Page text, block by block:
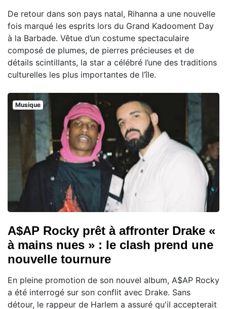
De retour dans son pays natal, Rihanna a une nouvelle
fois marqué les esprits lors du Grand Kadooment Day
à la Barbade. Vêtue d’un costume spectaculaire
composé de plumes, de pierres précieuses et de
détails scintillants, la star a célébré l’une des traditions
culturelles les plus importantes de l’île.
Musique
A$AP Rocky prêt à affronter Drake «
à mains nues » : le clash prend une
nouvelle tournure
En pleine promotion de son nouvel album, A$AP Rocky
a été interrogé sur son conflit avec Drake. Sans
détour, le rappeur de Harlem a assuré qu'il accepterait